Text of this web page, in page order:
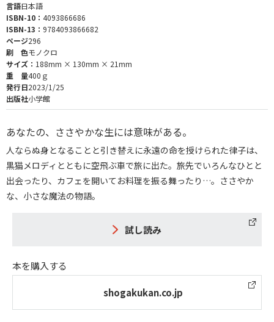
言語日本語
ISBN-10： 4093866686
ISBN-13： 9784093866682
ページ296
刷 色モノクロ
サイズ： 188mm × 130mm × 21mm
重 量400ｇ
発行日2023/1/25
出版社小学館
あなたの、ささやかな生には意味がある。
人ならぬ身となることと引き替えに永遠の命を授けられた律子は、
黒猫メロディとともに空飛ぶ車で旅に出た。旅先でいろんなひとと
出会ったり、カフェを開いてお料理を振る舞ったり…。ささやか
な、小さな魔法の物語。
試し読み
本を購入する
shogakukan.co.jp